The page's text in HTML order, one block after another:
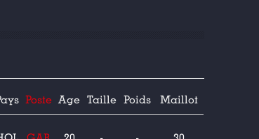
Poste Age Taille Poids Maillot